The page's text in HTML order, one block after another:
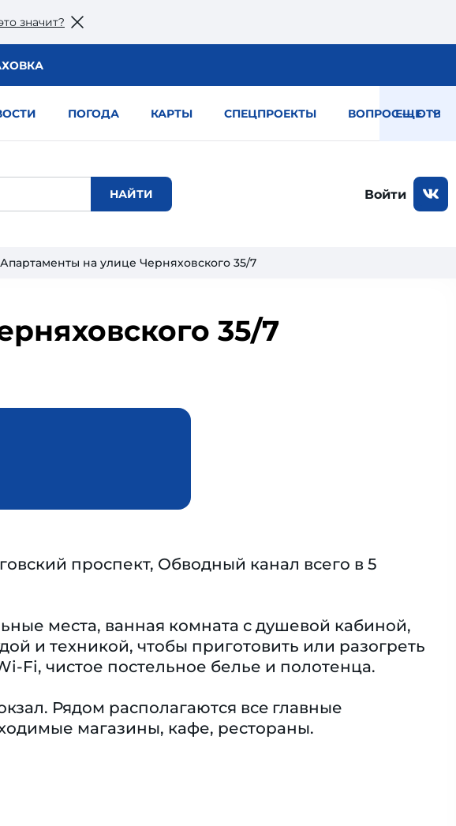
значит?
ПОГОДА КАРТЫ СПЕЦПРОЕКТЫ ВОПРОС — ОТВЕТ
ЕЩЕ
Войти
на улице Черняховского 35/7
35/7
проспект, Обводный канал всегo в 5
места, ванная комната с душевой кабиной,
и техникой, чтобы приготовить или разогреть
Fi, чистое постельное белье и полотенца.
Рядoм pаcполагаютcя вce глaвные
магазины, кафе, рестораны.